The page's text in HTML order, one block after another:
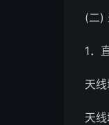
(二)
1．
天
天